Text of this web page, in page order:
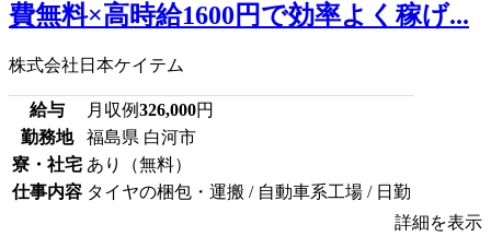
費無料×高時給1600円で効率よく稼げ...
株式会社日本ケイテム
給与 月収例326,000円
勤務地
福島県 白河市
寮・社宅 あり（無料）
仕事内容 タイヤの梱包・運搬 / 自動車系工場 / 日勤
詳細を表示